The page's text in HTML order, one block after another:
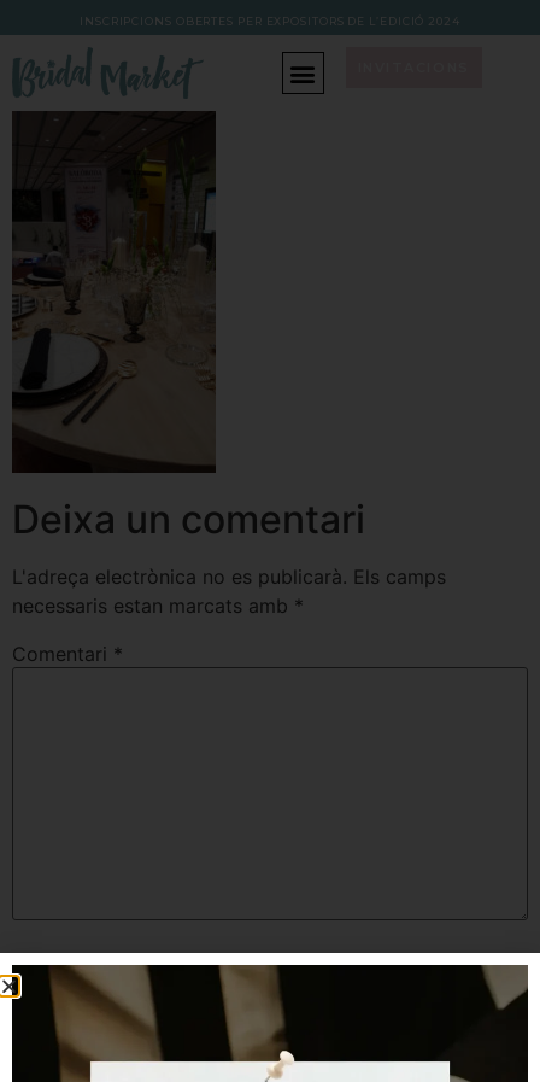
INSCRIPCIONS OBERTES PER EXPOSITORS DE L’EDICIÓ 202 4
Deixa un comentari
L'adreça electrònica no es publicarà. Els camps
necessaris estan marcats amb *
Comentari *
Nom*
Correu electrònic*